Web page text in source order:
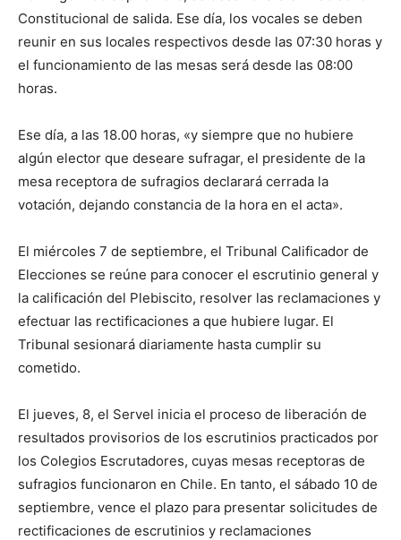
Constitucional de salida. Ese día, los vocales se deben
reunir en sus locales respectivos desde las 07:30 horas y
el funcionamiento de las mesas será desde las 08:00
horas.
Ese día, a las 18.00 horas, «y siempre que no hubiere
algún elector que deseare sufragar, el presidente de la
mesa receptora de sufragios declarará cerrada la
votación, dejando constancia de la hora en el acta».
El miércoles 7 de septiembre, el Tribunal Calificador de
Elecciones se reúne para conocer el escrutinio general y
la calificación del Plebiscito, resolver las reclamaciones y
efectuar las rectificaciones a que hubiere lugar. El
Tribunal sesionará diariamente hasta cumplir su
cometido.
El jueves, 8, el Servel inicia el proceso de liberación de
resultados provisorios de los escrutinios practicados por
los Colegios Escrutadores, cuyas mesas receptoras de
sufragios funcionaron en Chile. En tanto, el sábado 10 de
septiembre, vence el plazo para presentar solicitudes de
rectificaciones de escrutinios y reclamaciones